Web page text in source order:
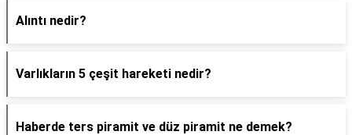
Alıntı nedir?
Varlıkların 5 çeşit hareketi nedir?
Haberde ters piramit ve düz piramit ne demek?